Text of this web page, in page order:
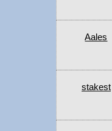
Aales
stakest